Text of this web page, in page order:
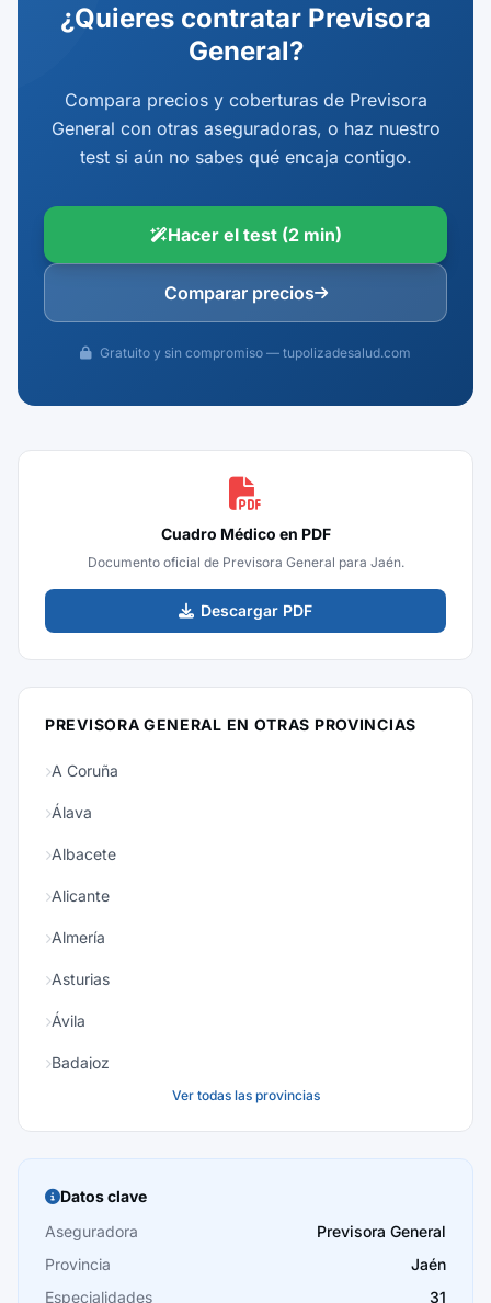
¿Quieres contratar Previsora
General?
Compara precios y coberturas de Previsora
General con otras aseguradoras, o haz nuestro
test si aún no sabes qué encaja contigo.
Hacer el test (2 min)
Comparar precios
Gratuito y sin compromiso — tupolizadesalud.com
Cuadro Médico en PDF
Documento oficial de Previsora General para Jaén.
Descargar PDF
PREVISORA GENERAL EN OTRAS PROVINCIAS
A Coruña
Álava
Albacete
Alicante
Almería
Asturias
Ávila
Badajoz
Burgos
Cáceres
Cádiz
Ver todas las provincias
Datos clave
Aseguradora
Previsora General
Provincia
Jaén
Especialidades
31